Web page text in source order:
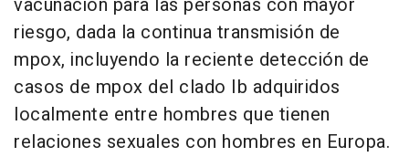
vacunación para las personas con mayor
riesgo, dada la continua transmisión de
mpox, incluyendo la reciente detección de
casos de mpox del clado Ib adquiridos
localmente entre hombres que tienen
relaciones sexuales con hombres en Europa.